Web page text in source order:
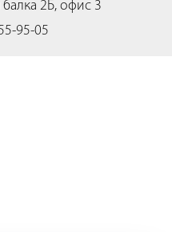
2Б, офис 3
95-05